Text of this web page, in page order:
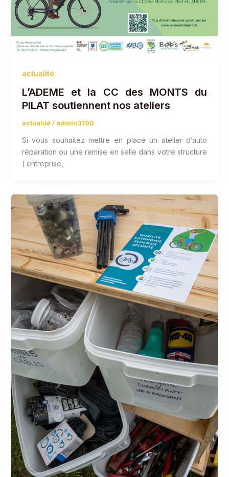
actualité
L’ADEME et la CC des MONTS du
PILAT soutiennent nos ateliers
actualité/ admin3190
Si vous souhaitez mettre en place un atelier d’auto
réparation ou une remise en selle dans votre structure
( entreprise,